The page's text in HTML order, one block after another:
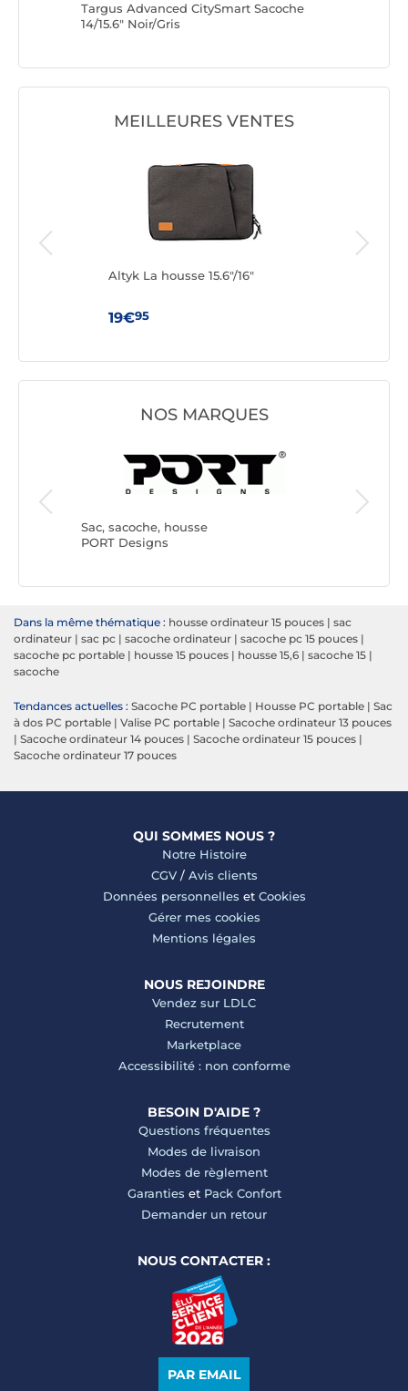
Targus Advanced CitySmart Sacoche
14/15.6" Noir/Gris
MEILLEURES VENTES
Altyk La housse 15.6"/16"
19€95
NOS MARQUES
Sac, sacoche, housse
PORT Designs
Sac,
Wenger
Dans la même thématique : housse ordinateur 15 pouces | sac
ordinateur | sac pc | sacoche ordinateur | sacoche pc 15 pouces |
sacoche pc portable | housse 15 pouces | housse 15,6 | sacoche 15 |
sacoche
Tendances actuelles : Sacoche PC portable | Housse PC portable | Sac
à dos PC portable | Valise PC portable | Sacoche ordinateur 13 pouces
| Sacoche ordinateur 14 pouces | Sacoche ordinateur 15 pouces |
Sacoche ordinateur 17 pouces
QUI SOMMES NOUS ?
Notre Histoire
CGV/ Avis clients
Données personnelles et Cookies
Gérer mes cookies
Mentions légales
NOUS REJOINDRE
Vendez sur LDLC
Recrutement
Marketplace
Accessibilité : non conforme
BESOIN D'AIDE ?
Questions fréquentes
Modes de livraison
Modes de règlement
Garanties et Pack Confort
Demander un retour
NOUS CONTACTER :
PAR EMAIL